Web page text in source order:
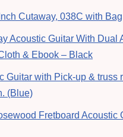
Cutaway, 038C with
Acoustic Guitar With Dual
& Ebook – Black
Guitar with Pick-up & truss
(Blue)
Fretboard Acoustic